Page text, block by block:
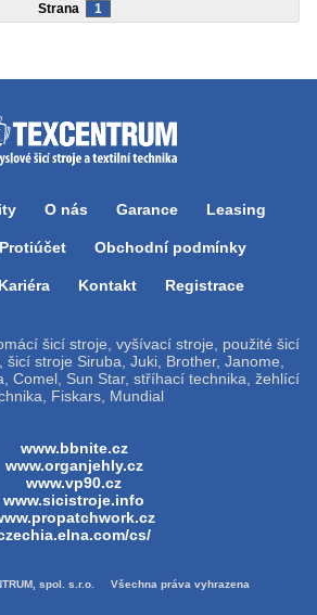
Strana 1
O nás Garance Leasing
Protiúčet Obchodní podmínky
Kariéra Kontakt Registrace
šicí stroje, vyšívací stroje, použité šicí
stroje Siruba, Juki, Brother, Janome,
Comel, Sun Star, stříhací technika, žehlící
Fiskars, Mundial
www.bbnite.cz
www.organjehly.cz
www.vp90.cz
www.sicistroje.info
cs/
spol. s.r.o. Všechna práva vyhrazena